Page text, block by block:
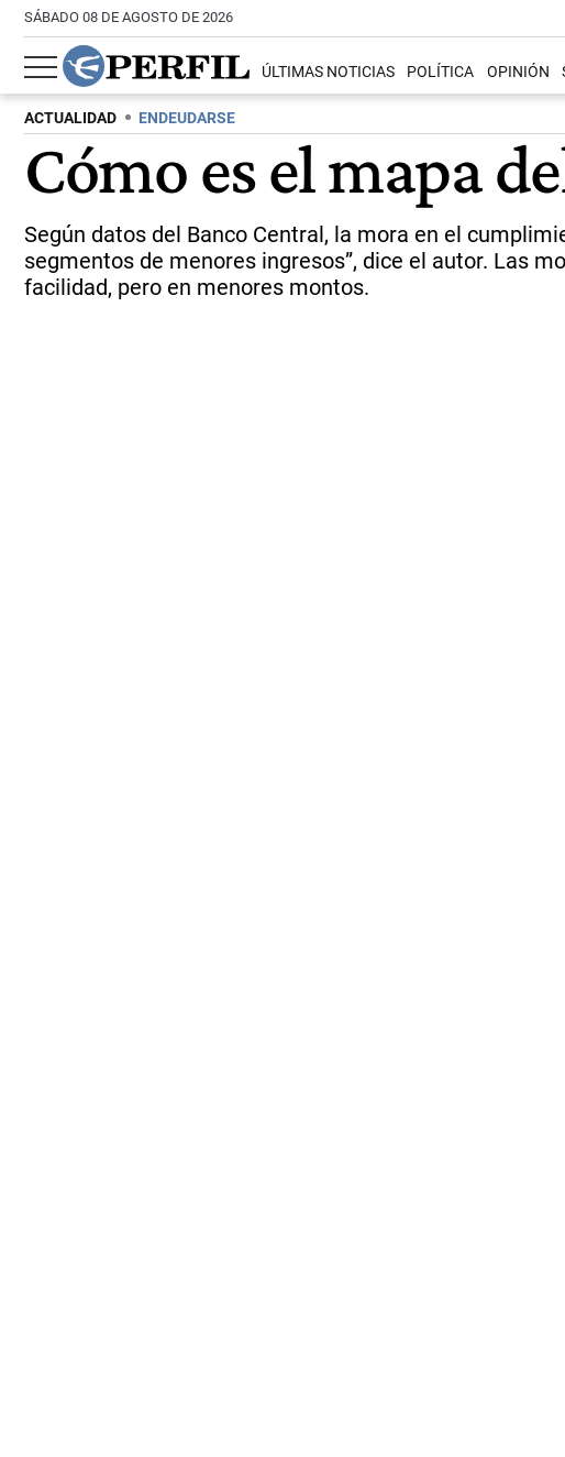
SÁBADO 08 DE AGOSTO DE 2026
ÚLTIMAS NOTICIAS POLÍTICA OPINIÓN
ACTUALIDAD ENDEUDARSE
Cómo es el mapa
Según datos del Banco Central, la mora en el
segmentos de menores ingresos”, dice el autor. Las
facilidad, pero en menores montos.